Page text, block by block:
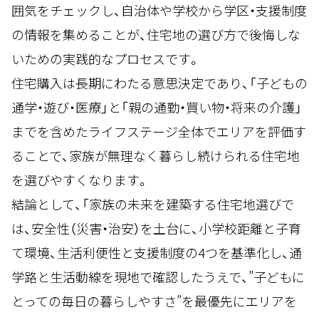
囲気をチェックし、自治体や学校から学区・支援制度
の情報を集めることが、住宅地の選び方で後悔しな
いための実践的なプロセスです。
住宅購入は長期にわたる意思決定であり、「子どもの
通学・遊び・医療」と「親の通勤・買い物・将来の介護」
までを含めたライフステージ全体でエリアを評価す
ることで、家族が無理なく暮らし続けられる住宅地
を選びやすくなります。
結論として、「家族の未来を建築する住宅地選びで
は、安全性（災害・治安）を土台に、小学校距離と子育
て環境、生活利便性と支援制度の4つを基準化し、通
学路と生活動線を現地で確認したうえで、”子どもに
とっての毎日の暮らしやすさ”を最優先にエリアを